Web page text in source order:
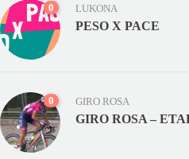
0 LUKONA
PESO X PACE
0 GIRO ROSA
GIRO ROSA –